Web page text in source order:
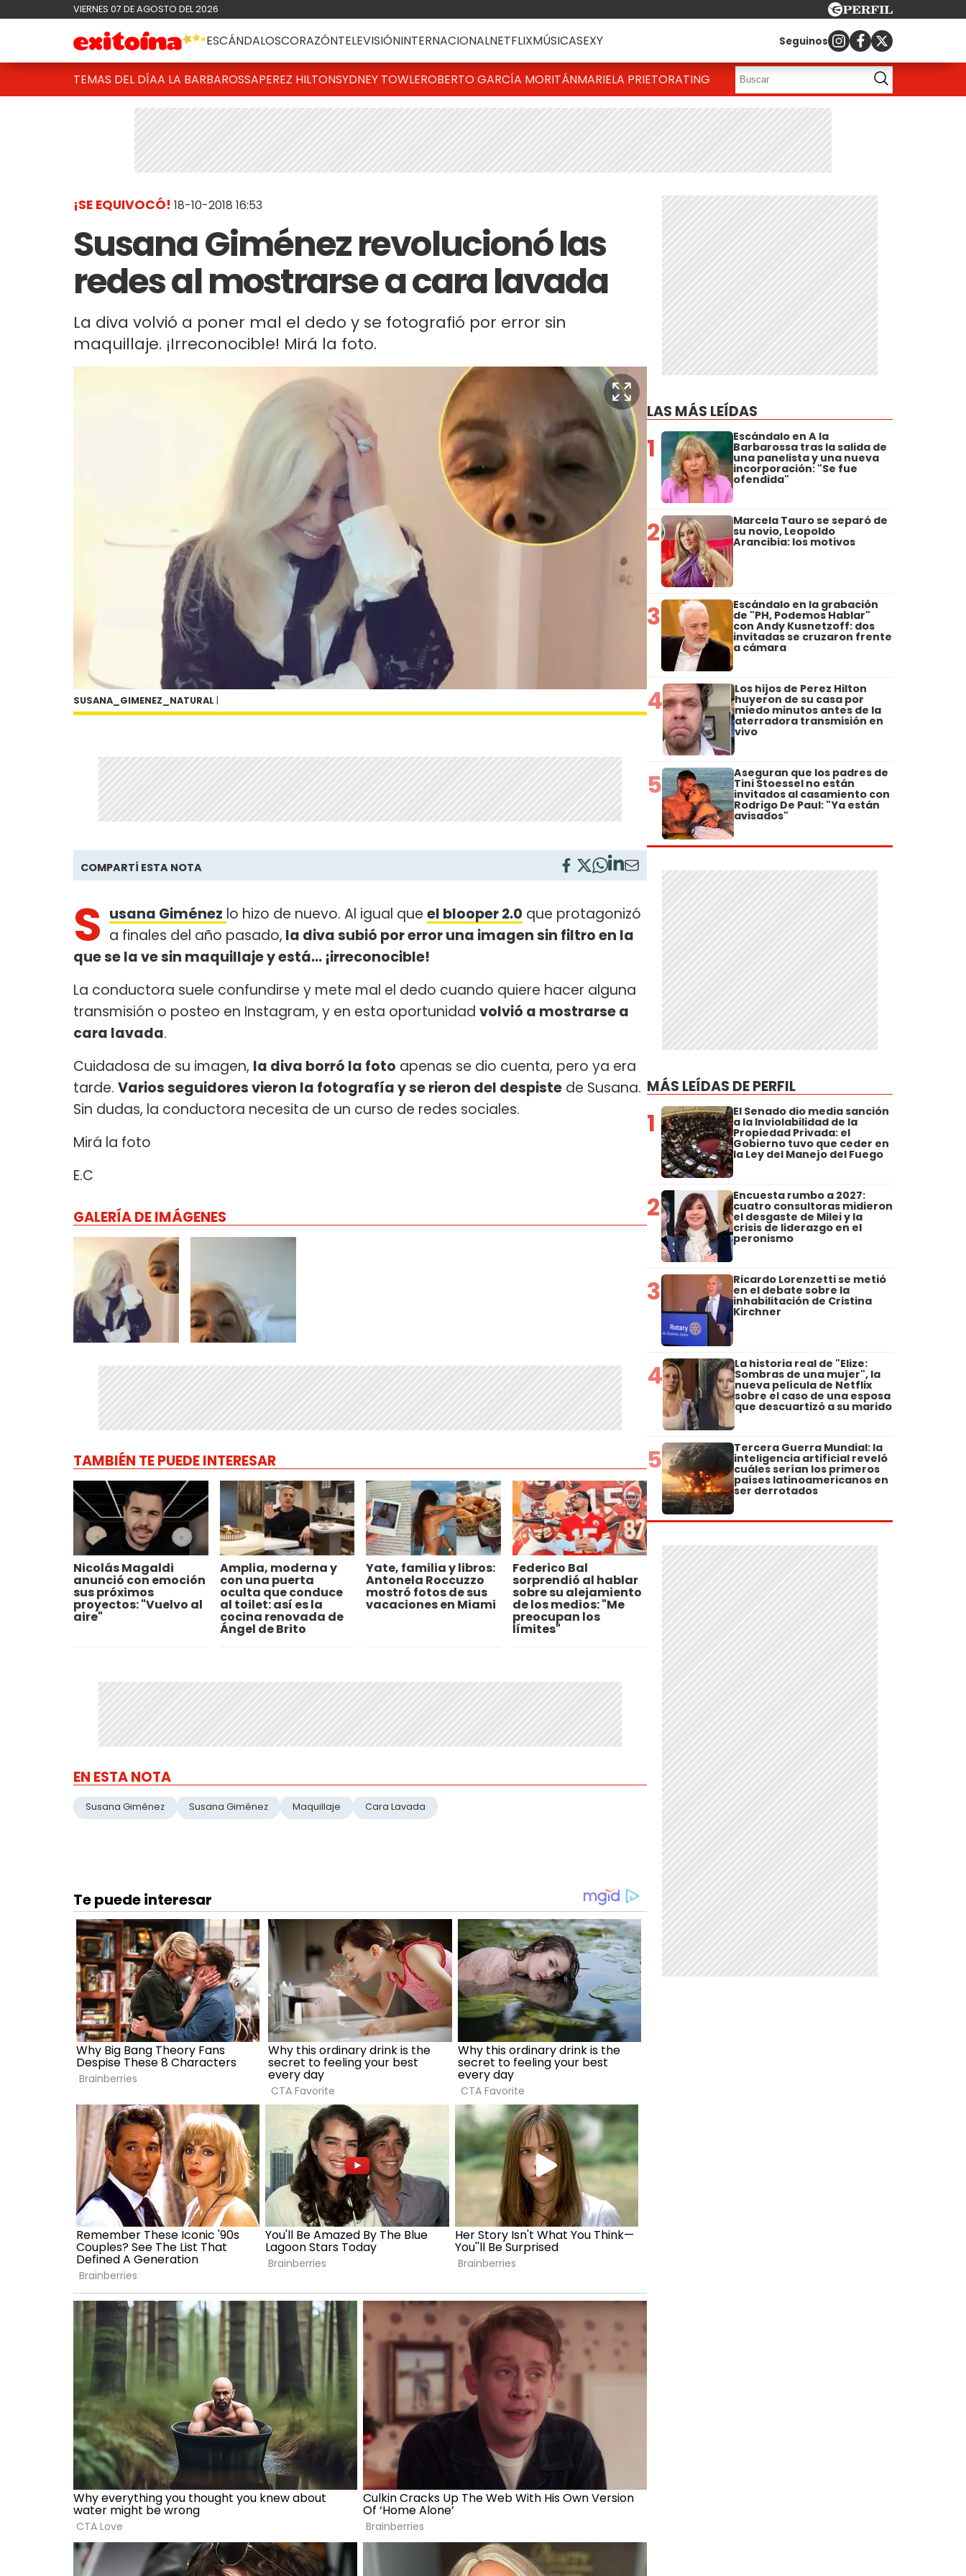
VIERNES 07 DE AGOSTO DEL 2026
ESCÁNDALOSCORAZÓNTELEVISIÓNINTERNACIONALNETFLIXMÚSICASEXY Seguinos
TEMAS DEL DÍAA LA BARBAROSSAPEREZ HILTONSYDNEY TOWLEROBERTO GARCÍA MORITÁNMARIELA PRIETORATING
¡SE EQUIVOCÓ! 18-10-2018 16:53
Susana Giménez revolucionó las
redes al mostrarse a cara lavada
La diva volvió a poner mal el dedo y se fotografió por error sin
maquillaje. ¡Irreconocible! Mirá la foto.
SUSANA_GIMENEZ_NATURAL |
COMPARTÍ ESTA NOTA
S usana Giménez lo hizo de nuevo. Al igual que el blooper 2.0 que protagonizó
a finales del año pasado, la diva subió por error una imagen sin filtro en la
que se la ve sin maquillaje y está... ¡irreconocible!
La conductora suele confundirse y mete mal el dedo cuando quiere hacer alguna
transmisión o posteo en Instagram, y en esta oportunidad volvió a mostrarse a
cara lavada.
Cuidadosa de su imagen, la diva borró la foto apenas se dio cuenta, pero ya era
tarde. Varios seguidores vieron la fotografía y se rieron del despiste de Susana.
Sin dudas, la conductora necesita de un curso de redes sociales.
Mirá la foto
E.C
GALERÍA DE IMÁGENES
TAMBIÉN TE PUEDE INTERESAR
Nicolás Magaldi
anunció con emoción
sus próximos
proyectos: "Vuelvo al
aire"
Amplia, moderna y
con una puerta
oculta que conduce
al toilet: así es la
cocina renovada de
Ángel de Brito
Yate, familia y libros:
Antonela Roccuzzo
mostró fotos de sus
vacaciones en Miami
Federico Bal
sorprendió al hablar
sobre su alejamiento
de los medios: "Me
preocupan los
límites"
EN ESTA NOTA
Susana Giménez Susana Giménez Maquillaje Cara Lavada
LAS MÁS LEÍDAS
1 Escándalo en A la
Barbarossa tras la salida de
una panelista y una nueva
incorporación: "Se fue
ofendida"
2 Marcela Tauro se separó de
su novio, Leopoldo
Arancibia: los motivos
3 Escándalo en la grabación
de "PH, Podemos Hablar"
con Andy Kusnetzoff: dos
invitadas se cruzaron frente
a cámara
4 Los hijos de Perez Hilton
huyeron de su casa por
miedo minutos antes de la
aterradora transmisión en
vivo
5 Aseguran que los padres de
Tini Stoessel no están
invitados al casamiento con
Rodrigo De Paul: "Ya están
avisados"
MÁS LEÍDAS DE PERFIL
1 El Senado dio media sanción
a la Inviolabilidad de la
Propiedad Privada: el
Gobierno tuvo que ceder en
la Ley del Manejo del Fuego
2 Encuesta rumbo a 2027:
cuatro consultoras midieron
el desgaste de Milei y la
crisis de liderazgo en el
peronismo
3 Ricardo Lorenzetti se metió
en el debate sobre la
inhabilitación de Cristina
Kirchner
4 La historia real de "Elize:
Sombras de una mujer", la
nueva película de Netflix
sobre el caso de una esposa
que descuartizó a su marido
5 Tercera Guerra Mundial: la
inteligencia artificial reveló
cuáles serían los primeros
países latinoamericanos en
ser derrotados